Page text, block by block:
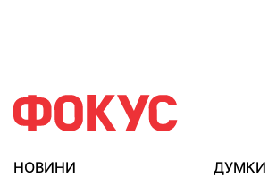
НОВИНИ
ДУМКИ